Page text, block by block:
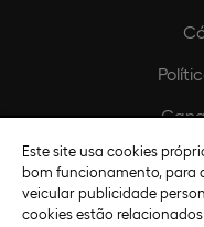
Plano de
Este site usa cookies
bom funcionamento, para
veicular publicidade
cookies estão